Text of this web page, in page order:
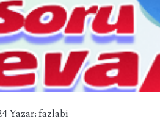
Yazar:fazlabi